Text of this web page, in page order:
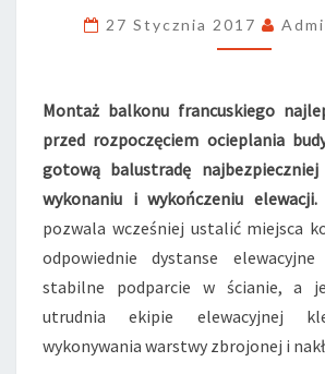
Ż
B
L
K
O
N
U
F
A
N
C
U
27 Stycznia 2017
Montaż balkonu francuskiego
przed rozpoczęciem ocieplania
gotową balustradę
wykonaniu i wykończeniu elewacji.
pozwala wcześniej ustalić miejsca
odpowiednie dystanse
stabilne podparcie w ścianie, a
utrudnia ekipie elewacyjnej
wykonywania warstwy zbrojonej i